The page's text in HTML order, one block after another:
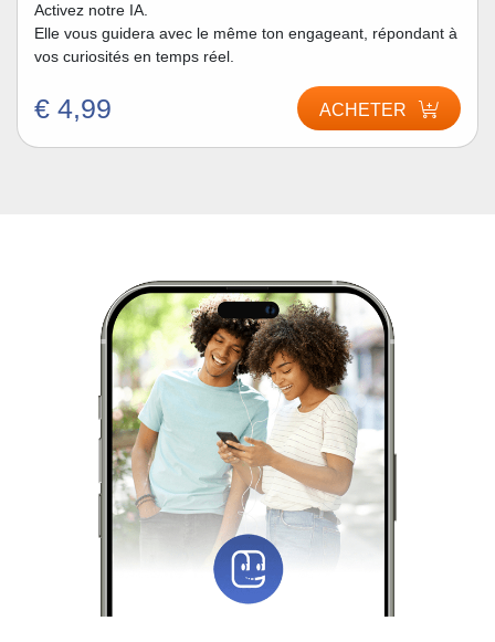
Activez notre IA.
Elle vous guidera avec le même ton engageant, répondant à
vos curiosités en temps réel.
€ 4,99 ACHETER